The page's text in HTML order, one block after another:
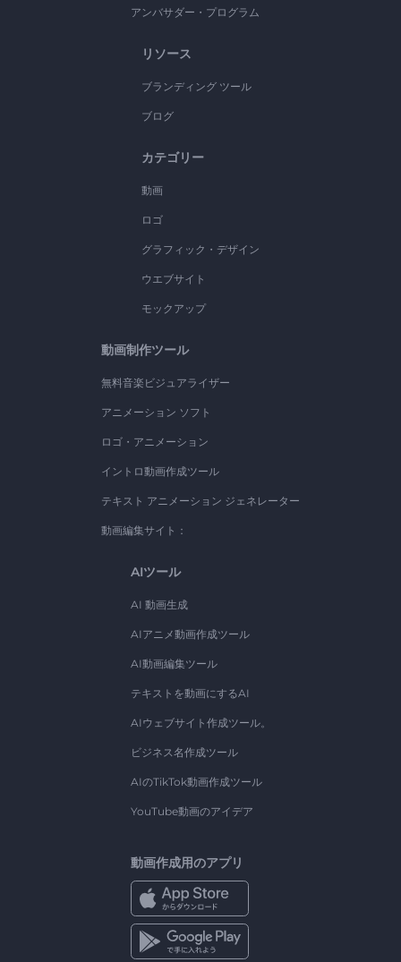
アンバサダー・プログラム
リソース
ブランディング ツール
ブログ
カテゴリー
動画
ロゴ
グラフィック・デザイン
ウエブサイト
モックアップ
動画制作ツール
無料音楽ビジュアライザー
アニメーション ソフト
ロゴ・アニメーション
イントロ動画作成ツール
テキスト アニメーション ジェネレーター
動画編集サイト：
AIツール
AI 動画生成
AIアニメ動画作成ツール
AI動画編集ツール
テキストを動画にするAI
AIウェブサイト作成ツール。
ビジネス名作成ツール
AIのTikTok動画作成ツール
YouTube動画のアイデア
動画作成用のアプリ